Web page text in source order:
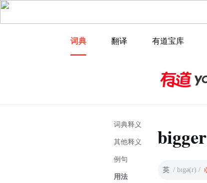
词典 翻译 有道宝库
词典释义
其他释义
例句
用法
bigger
英 / bɪgə(r) /